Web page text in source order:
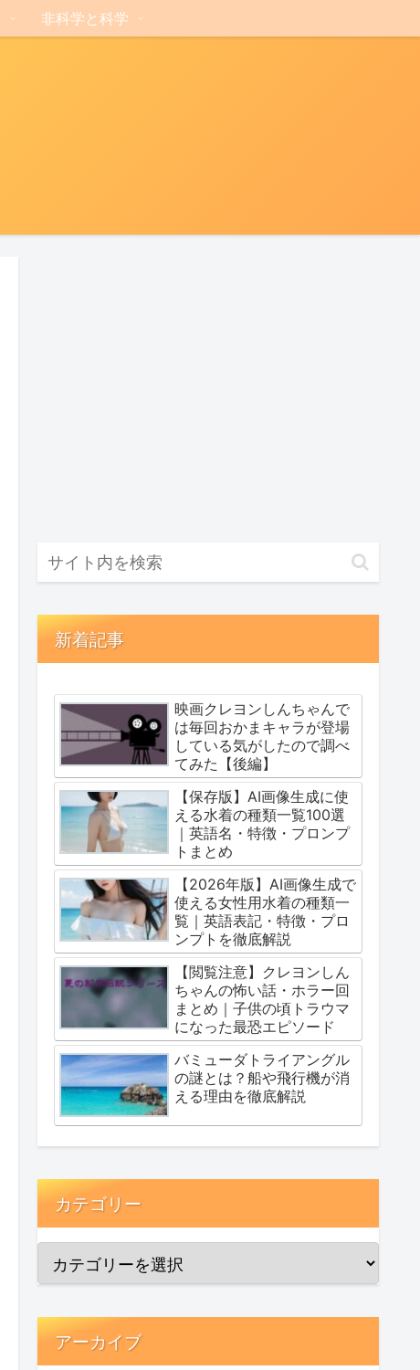
非科学と科学
新着記事
映画クレヨンしんちゃんで
は毎回おかまキャラが登場
している気がしたので調べ
てみた【後編】
【保存版】AI画像生成に使
える水着の種類一覧100選
｜英語名・特徴・プロンプ
トまとめ
【2026年版】AI画像生成で
使える女性用水着の種類一
覧｜英語表記・特徴・プロ
ンプトを徹底解説
【閲覧注意】クレヨンしん
ちゃんの怖い話・ホラー回
まとめ｜子供の頃トラウマ
になった最恐エピソード
バミューダトライアングル
の謎とは？船や飛行機が消
える理由を徹底解説
カテゴリー
アーカイブ